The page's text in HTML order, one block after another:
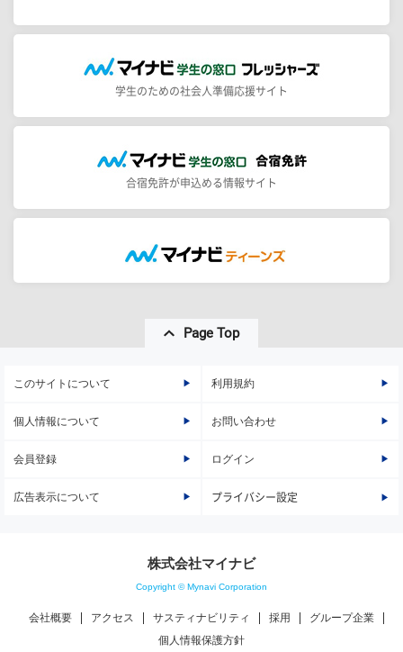
学生のための社会人準備応援サイト
合宿免許が申込める情報サイト
Page Top
このサイトについて 利用規約
個人情報について お問い合わせ
会員登録 ログイン
広告表示について プライバシー設定
株式会社マイナビ
Copyright © Mynavi Corporation
会社概要 アクセス サスティナビリティ 採用
グループ企業
個人情報保護方針